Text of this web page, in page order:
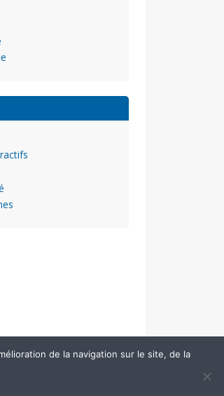
de la navigation sur le site, de la